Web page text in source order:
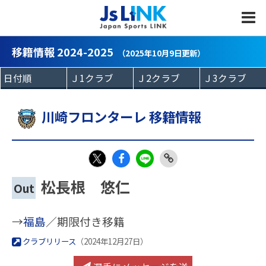
移籍情報 2024-2025 （2025年10月9日更新）
川崎フロンターレ 移籍情報
eb
k
Out 松長根 悠仁
→福島／期限付き移籍
クラブリリース （2024年12月27日）